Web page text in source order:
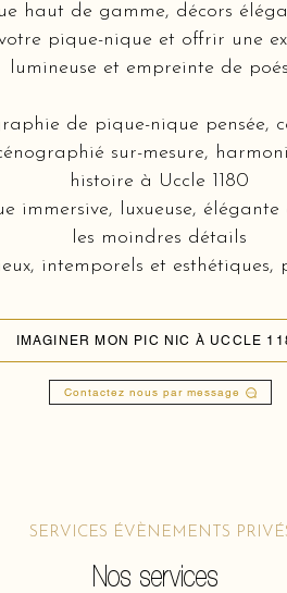
haut de gamme, décors
pique-nique et offrir une
lumineuse et empreinte de
de pique-nique pensée,
sur-mesure,
histoire à Uccle 1180
immersive, luxueuse,
les moindres détails
intemporels et esthétiques,
IMAGINER MON PIC NIC À UCCLE
Contactez nous par message
SERVICES ÉVÈNEMENTS
Nos services